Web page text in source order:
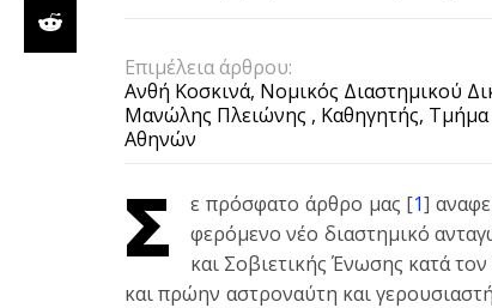
Επιμέλεια άρθρου:
Ανθή Κοσκινά, Νομικός Διαστημικού
Μανώλης Πλειώνης , Καθηγητής,
Αθηνών
Σ ε πρόσφατο άρθρο μας [1]
φερόμενο νέο διαστημικό
και Σοβιετικής Ένωσης κατά
και πρώην αστροναύτη και